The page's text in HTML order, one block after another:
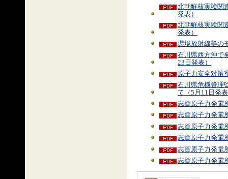
北朝鮮核実験関
発表）
北朝鮮核実験関
発表）
環境放射線等の
石川県西方沖で
23日発表）
原子力安全対策
石川県危機管理
て（5月11日発
志賀原子力発電
志賀原子力発電
志賀原子力発電
志賀原子力発電
志賀原子力発電
志賀原子力発電